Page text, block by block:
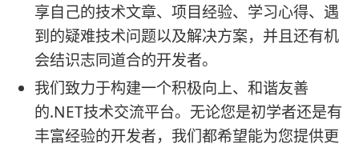
享自己的技术文章、项目经验、学习心得、遇
到的疑难技术问题以及解决方案，并且还有机
会结识志同道合的开发者。
我们致力于构建一个积极向上、和谐友善
的.NET技术交流平台。无论您是初学者还是有
丰富经验的开发者，我们都希望能为您提供更